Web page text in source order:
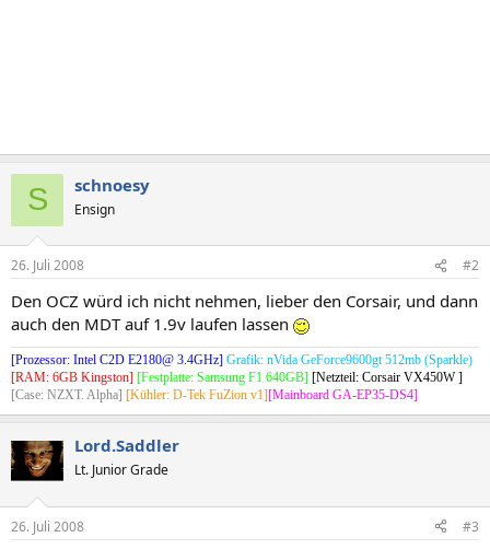
S schnoesy
Ensign
26. Juli 2008 #2
Den OCZ würd ich nicht nehmen, lieber den Corsair, und dann
auch den MDT auf 1.9v laufen lassen
[Prozessor: Intel C2D E2180@ 3.4GHz] Grafik: nVida GeForce9600gt 512mb (Sparkle)
[RAM: 6GB Kingston] [Festplatte: Samsung F1 640GB] [Netzteil: Corsair VX450W ]
[Case: NZXT. Alpha] [Kühler: D-Tek FuZion v1][Mainboard GA-EP35-DS4]
Lord.Saddler
Lt. Junior Grade
26. Juli 2008 #3